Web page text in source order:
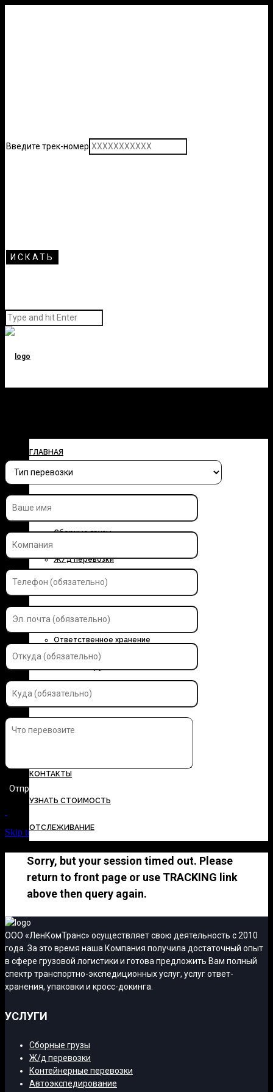
Введите трек-номер
ГЛАВНАЯ
О КОМПАНИИ
УСЛУГИ
Сборные грузы
Ж/д перевозки
Контейнерные перевозки
Автоэкспедирование
Ответственное хранение
Страхование грузов
ДОКУМЕНТЫ
КОНТАКТЫ
УЗНАТЬ СТОИМОСТЬ
ОТСЛЕЖИВАНИЕ
стоимость перевозки
Skip to Content
Sorry, but your session timed out. Please
return to front page or use TRACKING link
above then query again.
ООО «ЛенКомТранс» осуществляет свою деятельность с 2010
года. За это время наша Компания получила достаточный опыт
в сфере грузовой логистики и готова предложить Вам полный
спектр транспортно-экспедиционных услуг, услуг ответ-
хранения, упаковки и кросс-докинга.
УСЛУГИ
Сборные грузы
Ж/д перевозки
Контейнерные перевозки
Автоэкспедирование